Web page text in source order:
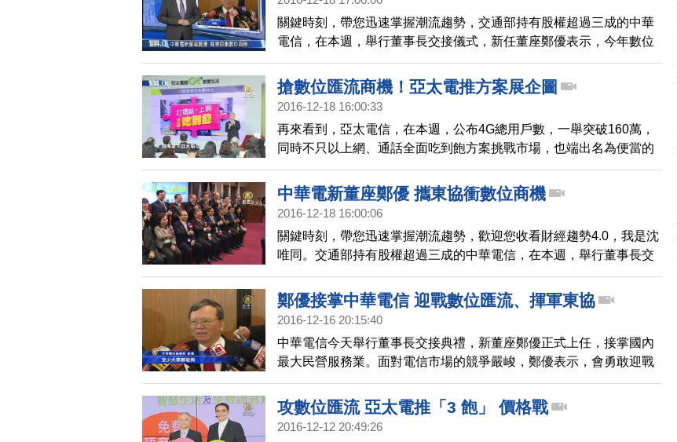
關鍵時刻，帶您迅速掌握潮流趨勢，交通部持有股權超過三成的中華
電信，在本週，舉行董事長交接儀式，新任董座鄭優表示，今年數位
廣告收入，已經超過電視台200台的廣告營收，顯示數位時代來臨，
同時，將配合政府南向政策，與東協國家合作，共創數位商機。
搶數位匯流商機！亞太電推方案展企圖
2016-12-18 16:00:33
再來看到，亞太電信，在本週，公布4G總用戶數，一舉突破160萬，
同時不只以上網、通話全面吃到飽方案挑戰市場，也端出名為便當的
4K數位機上盒，展現進軍數位匯流市場企圖心。
中華電新董座鄭優 攜東協衝數位商機
2016-12-18 16:00:06
關鍵時刻，帶您迅速掌握潮流趨勢，歡迎您收看財經趨勢4.0，我是沈
唯同。交通部持有股權超過三成的中華電信，在本週，舉行董事長交
接儀式，新任董座鄭優表示，今年數位廣告收入，已經超過電視台
200台的廣告營收，顯示數位時代來臨，同時，將配合政府南向政
策，與東協國家合作，共創數位商機。
鄭優接掌中華電信 迎戰數位匯流、揮軍東協
2016-12-16 20:15:40
中華電信今天舉行董事長交接典禮，新董座鄭優正式上任，接掌國內
最大民營服務業。面對電信市場的競爭嚴峻，鄭優表示，會勇敢迎戰
數位匯流趨勢，配合政府新南向政策，尋求與東協國家合作。
攻數位匯流 亞太電推「3 飽」 價格戰
2016-12-12 20:49:26